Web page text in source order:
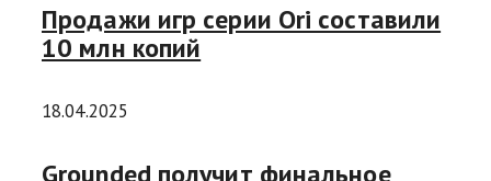
Продажи игр серии Ori составили
10 млн копий
18.04.2025
Grounded получит финальное